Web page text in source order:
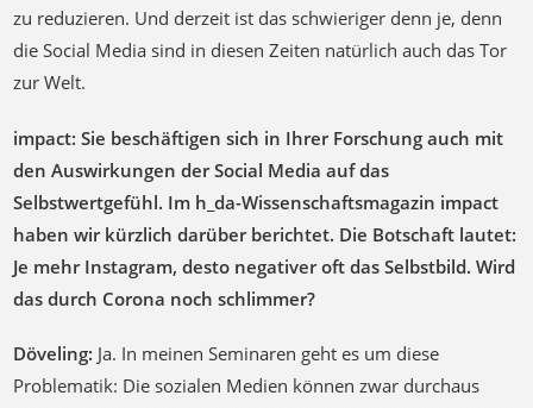
zu reduzieren. Und derzeit ist das schwieriger denn je, denn
die Social Media sind in diesen Zeiten natürlich auch das Tor
zur Welt.
impact: Sie beschäftigen sich in Ihrer Forschung auch mit
den Auswirkungen der Social Media auf das
Selbstwertgefühl. Im h_da-Wissenschaftsmagazin impact
haben wir kürzlich darüber berichtet. Die Botschaft lautet:
Je mehr Instagram, desto negativer oft das Selbstbild. Wird
das durch Corona noch schlimmer?
Döveling: Ja. In meinen Seminaren geht es um diese
Problematik: Die sozialen Medien können zwar durchaus